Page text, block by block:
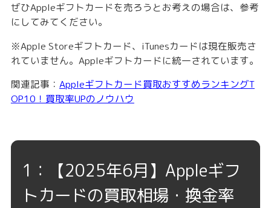
ぜひAppleギフトカードを売ろうとお考えの場合は、参考
にしてみてください。
※Apple Storeギフトカード、iTunesカードは現在販売さ
れていません。Appleギフトカードに統一されています。
関連記事： Appleギフトカード買取おすすめランキングT
OP10！買取率UPのノウハウ
1：【2025年6月】Appleギフ
トカードの買取相場・換金率